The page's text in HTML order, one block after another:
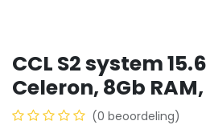
CCL S2 system
Celeron, 8Gb RAM,
(0 beoordeling)